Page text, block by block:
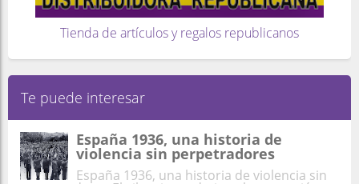
Tienda de artículos y regalos republicanos
Te puede interesar
España 1936, una historia de
violencia sin perpetradores
España 1936, una historia de violencia sin